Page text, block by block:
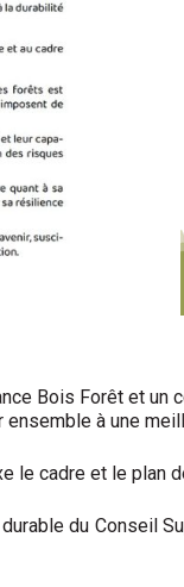
Bois Forêt et
à une
le cadre et le plan
du Conseil